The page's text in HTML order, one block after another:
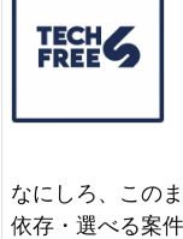
なにしろ、この
依存 ・選べる案